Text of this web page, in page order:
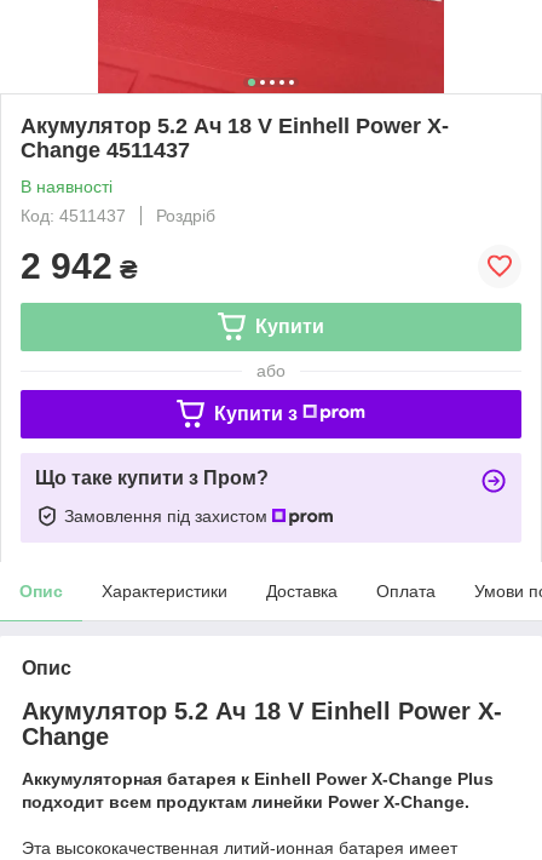
Акумулятор 5.2 Ач 18 V Einhell Power X-
Change 4511437
В наявності
Код: 4511437
Роздріб
2 942 ₴
Купити
або
Купити з
Що таке купити з Пром?
Замовлення під захистом
Опис Характеристики Доставка Оплата Умови
Опис
Акумулятор 5.2 Ач 18 V Einhell Power X-
Change
Аккумуляторная батарея к Einhell Power X-Change Plus
подходит всем продуктам линейки Power X-Change.
Эта высококачественная литий-ионная батарея имеет